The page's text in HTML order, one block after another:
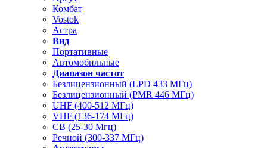
Комбат
Vostok
Астра
Вид
Портативные
Автомобильные
Диапазон частот
Безлицензионный (LPD 433 МГц)
Безлицензионный (PMR 446 МГц)
UHF (400-512 МГц)
VHF (136-174 МГц)
CB (25-30 Мгц)
Речной (300-337 МГц)